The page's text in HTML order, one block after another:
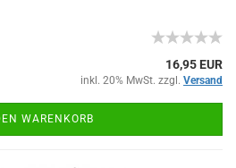
16,95 EUR
inkl. 20% MwSt. zzgl. Versand
WARENKORB